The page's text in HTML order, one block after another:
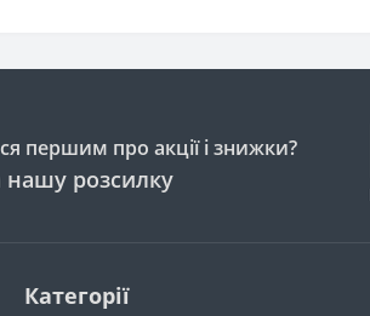
першим про акції і знижки?
нашу розсилку
Категорії